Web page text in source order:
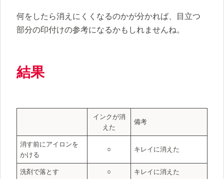
何をしたら消えにくくなるのかが分かれば、目立つ
部分の印付けの参考になるかもしれませんね。
結果
インクが消
えた
備考
消す前にアイロンを
かける
○ キレイに消えた
洗剤で落とす ○ キレイに消えた